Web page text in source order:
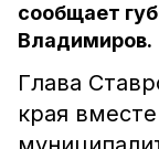
сообщает
Владимиров.
Глава
края